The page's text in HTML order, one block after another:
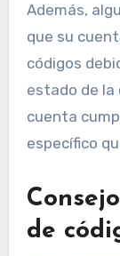
Además,
que su
códigos
estado de la
cuenta
específico
de